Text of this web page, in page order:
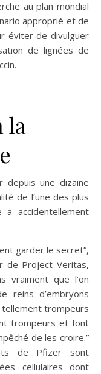
au plan mondial
approprié et de
éviter de divulguer
de lignées de
la
depuis une dizaine
de l’une des plus
a accidentellement
garder le secret”,
de Project Veritas,
vraiment que l’on
reins d’embryons
tellement trompeurs
trompeurs et font
de les croire.”
de Pfizer sont
cellulaires dont